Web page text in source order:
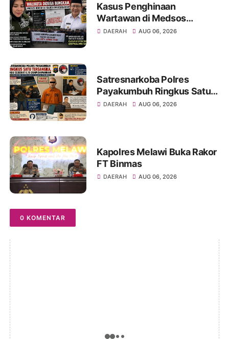
Kasus Penghinaan
Wartawan di Medsos
Berjalan Setahun: Walikota
DAERAH AUG 06, 2026
Satresnarkoba Polres
Payakumbuh Ringkus Satu
Tersangka, Sabu Seberat
DAERAH AUG 06, 2026
Kapolres Melawi Buka Rakor
FT Binmas
DAERAH AUG 06, 2026
0 KOMENTAR